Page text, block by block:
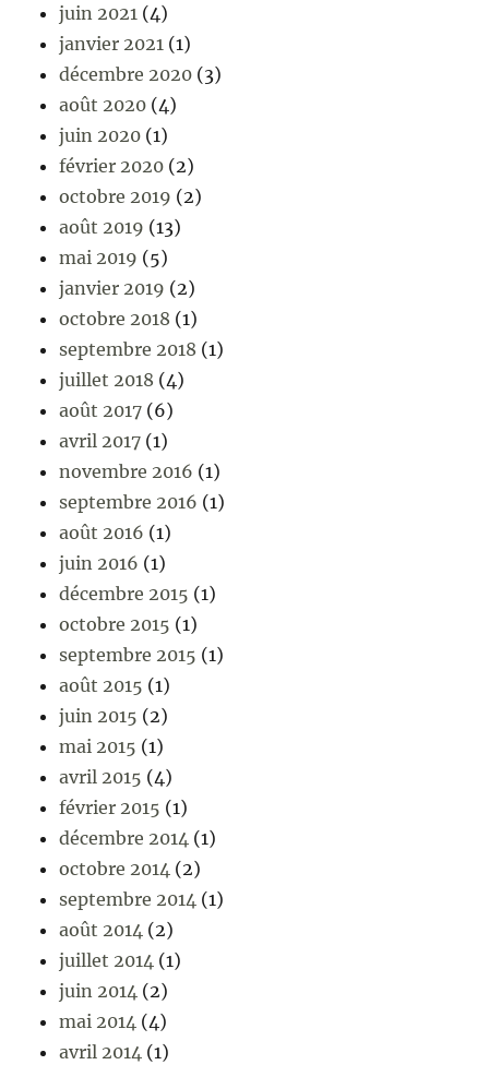
juin 2021 (4)
janvier 2021 (1)
décembre 2020 (3)
août 2020 (4)
juin 2020 (1)
février 2020 (2)
octobre 2019 (2)
août 2019 (13)
mai 2019 (5)
janvier 2019 (2)
octobre 2018 (1)
septembre 2018 (1)
juillet 2018 (4)
août 2017 (6)
avril 2017 (1)
novembre 2016 (1)
septembre 2016 (1)
août 2016 (1)
juin 2016 (1)
décembre 2015 (1)
octobre 2015 (1)
septembre 2015 (1)
août 2015 (1)
juin 2015 (2)
mai 2015 (1)
avril 2015 (4)
février 2015 (1)
décembre 2014 (1)
octobre 2014 (2)
septembre 2014 (1)
août 2014 (2)
juillet 2014 (1)
juin 2014 (2)
mai 2014 (4)
avril 2014 (1)